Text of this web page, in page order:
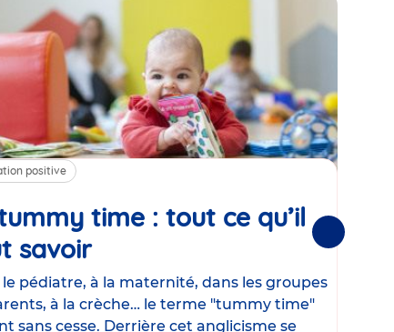
positive
time : tout ce qu’il
savoirArticle
le pédiatre, à la maternité, dans les groupes
à la crèche… le terme "tummy time"
sans cesse. Derrière cet anglicisme se
Suivantes